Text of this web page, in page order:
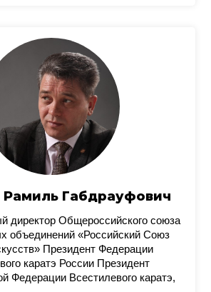
Рамиль Габдрауфович
директор Общероссийского союза
объединений «Российский Союз
Президент Федерации
каратэ России Президент
Федерации Всестилевого каратэ,